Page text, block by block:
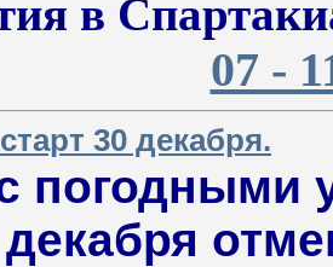
в
07 -
30 декабря.
погодными